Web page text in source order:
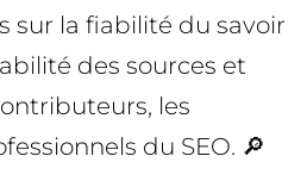
sur la fiabilité du savoir
des sources et
les
du SEO. 🔎